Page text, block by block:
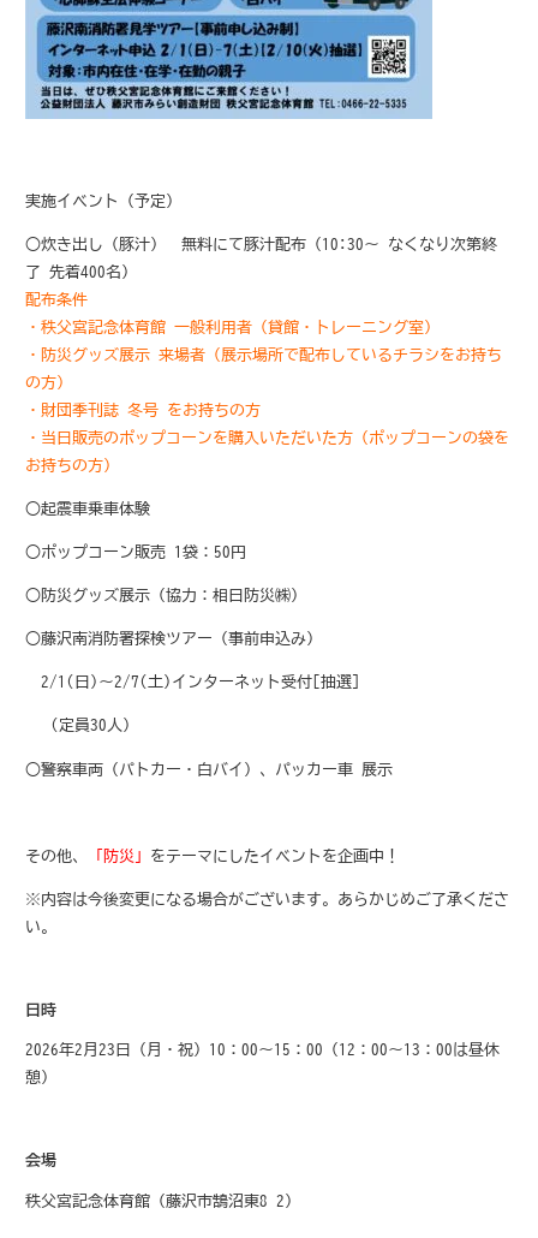
実施イベント（予定）
○炊き出し（豚汁） 無料にて豚汁配布（10:30～ なくなり次第終
了 先着400名）
配布条件
・秩父宮記念体育館 一般利用者（貸館・トレーニング室）
・防災グッズ展示 来場者（展示場所で配布しているチラシをお持ち
の方）
・財団季刊誌 冬号 をお持ちの方
・当日販売のポップコーンを購入いただいた方（ポップコーンの袋を
お持ちの方）
○起震車乗車体験
○ポップコーン販売 1袋：50円
○防災グッズ展示（協力：相日防災㈱）
○藤沢南消防署探検ツアー（事前申込み）
2/1(日)～2/7(土)インターネット受付[抽選]
(定員30人)
○警察車両（パトカー・白バイ）、パッカー車 展示
その他、 「防災」 をテーマにしたイベントを企画中！
※内容は今後変更になる場合がございます。あらかじめご了承くださ
い。
日時
2026年2月23日（月・祝）10：00～15：00（12：00～13：00は昼休
憩）
会場
秩父宮記念体育館（藤沢市鵠沼東8-2）